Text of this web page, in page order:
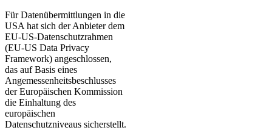
Für Datenübermittlungen in die
USA hat sich der Anbieter dem
EU-US-Datenschutzrahmen
(EU-US Data Privacy
Framework) angeschlossen,
das auf Basis eines
Angemessenheitsbeschlusses
der Europäischen Kommission
die Einhaltung des
europäischen
Datenschutzniveaus sicherstellt.